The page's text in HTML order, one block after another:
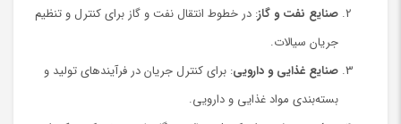
صنایع نفت و گاز: در خطوط انتقال نفت و گاز برای کنترل و تنظیم
جریان سیالات.
صنایع غذایی و دارویی: برای کنترل جریان در فرآیندهای تولید و
بسته‌بندی مواد غذایی و دارویی.